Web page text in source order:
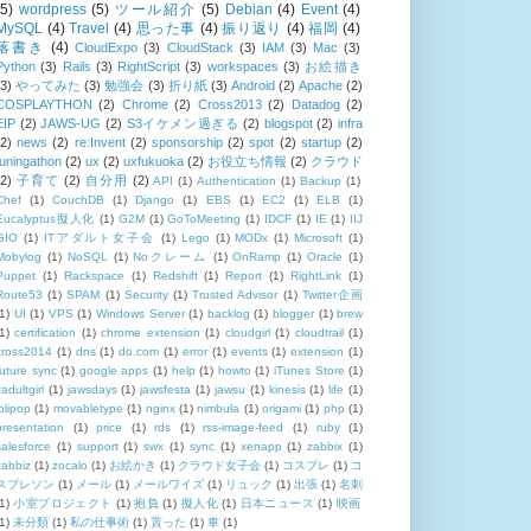
wordpress (5) ツール紹介 (5) Debian (4) Event (4)
(4) Travel (4) 思った事 (4) 振り返り (4) 福岡 (4)
書き
(4) CloudExpo (3) CloudStack (3) IAM (3) Mac (3)
(3) Rails (3) RightScript (3) workspaces (3) お絵描き
やってみた (3) 勉強会 (3) 折り紙 (3) Android (2) Apache (2)
(2) Chrome (2) Cross2013 (2) Datadog (2)
(2) JAWS-UG (2) S3イケメン過ぎる (2) blogspot (2) infra
news (2) re:Invent (2) sponsorship (2) spot (2) startup (2)
(2) ux (2) uxfukuoka (2) お役立ち情報 (2) クラウド
子育て (2) 自分用 (2) API (1) Authentication (1) Backup (1)
(1) CouchDB (1) Django (1) EBS (1) EC2 (1) ELB
(1)
擬人化 (1) G2M (1) GoToMeeting (1) IDCF (1) IE (1) IIJ
(1) ITアダルト女子会 (1) Lego (1) MODx (1) Microsoft (1)
(1) NoSQL (1) Noクレーム (1) OnRamp (1) Oracle (1)
(1) Rackspace (1) Redshift (1) Report (1) RightLink (1)
(1) SPAM (1) Security (1) Trusted Advisor (1) Twitter企画
UI (1) VPS (1) Windows Server (1) backlog (1) blogger (1) brew
certification (1) chrome extension (1) cloudgirl (1) cloudtrail (1)
(1) dns (1) do.com (1) error (1) events (1) extension (1)
sync (1) google apps (1) help (1) howto (1) iTunes Store (1)
(1) jawsdays (1) jawsfesta (1) jawsu (1) kinesis (1) life (1)
(1) movabletype (1) nginx (1) nimbula (1) origami (1) php (1)
(1) price (1) rds (1) rss-image-feed (1) ruby
(1)
(1) support (1) swx (1) sync (1) xenapp (1) zabbix (1)
(1) zocalo (1) お絵かき (1) クラウド女子会 (1) コスプレ (1) コ
プレソン (1) メール (1) メールワイズ (1) リュック (1) 出張 (1) 名刺
小室プロジェクト (1) 抱負 (1) 擬人化 (1) 日本ニュース (1) 映画
未分類 (1) 私の仕事術 (1) 貰った (1) 車 (1)